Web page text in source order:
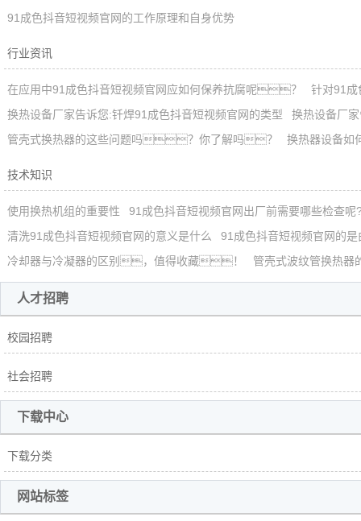
91成色抖音短视频官网的工作原理和自身优势
行业资讯
在应用中91成色抖音短视频官网应如何保养抗腐呢？
针对91成
换热设备厂家告诉您:钎焊91成色抖音短视频官网的类型
换热设备厂
管壳式换热器的这些问题吗？你了解吗？
换热器设备
技术知识
使用换热机组的重要性
91成色抖音短视频官网出厂前需要哪些检查呢
清洗91成色抖音短视频官网的意义是什么
91成色抖音短视频官网的
冷却器与冷凝器的区别，值得收藏！
管壳式波纹管换热器
人才招聘
校园招聘
社会招聘
下载中心
下载分类
网站标签